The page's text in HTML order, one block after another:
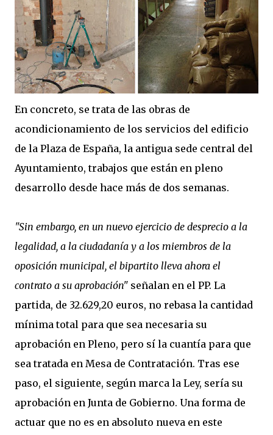
En concreto, se trata de las obras de
acondicionamiento de los servicios del edificio
de la Plaza de España, la antigua sede central del
Ayuntamiento, trabajos que están en pleno
desarrollo desde hace más de dos semanas.
"Sin embargo, en un nuevo ejercicio de desprecio a la
legalidad, a la ciudadanía y a los miembros de la
oposición municipal, el bipartito lleva ahora el
contrato a su aprobación" señalan en el PP. La
partida, de 32.629,20 euros, no rebasa la cantidad
mínima total para que sea necesaria su
aprobación en Pleno, pero sí la cuantía para que
sea tratada en Mesa de Contratación. Tras ese
paso, el siguiente, según marca la Ley, sería su
aprobación en Junta de Gobierno. Una forma de
actuar que no es en absoluto nueva en este